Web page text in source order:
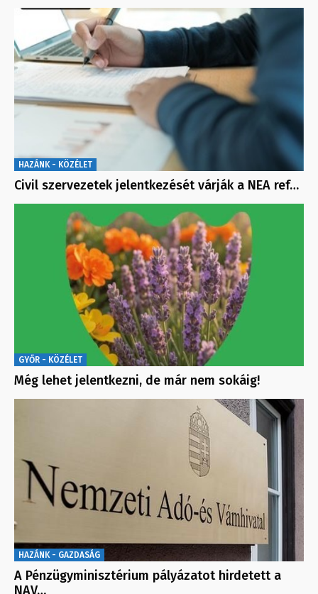
HAZÁNK - KÖZÉLET
Civil szervezetek jelentkezését várják a NEA ref…
GYŐR - KÖZÉLET
Még lehet jelentkezni, de már nem sokáig!
HAZÁNK - GAZDASÁG
A Pénzügyminisztérium pályázatot hirdetett a
NAV…